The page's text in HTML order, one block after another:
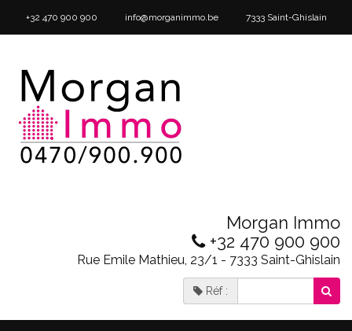
+32 470 900 900 info@morganimmo.be 7333 Saint-Ghislain
Morgan Immo
+32 470 900 900
Rue Emile Mathieu, 23/1 - 7333 Saint-Ghislain
Réf :